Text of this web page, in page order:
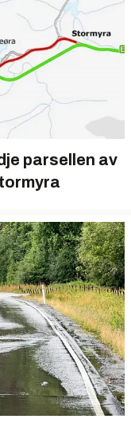
parsellen av